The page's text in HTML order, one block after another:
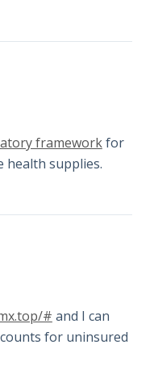
frameworkfor
health supplies.
# and I can
for uninsured